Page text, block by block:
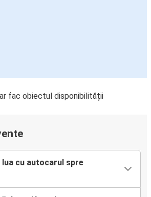
fac obiectul disponibilității
cu autocarul spre